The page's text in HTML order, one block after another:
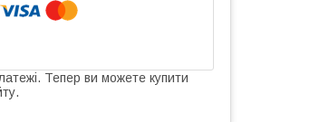
Тепер ви можете купити